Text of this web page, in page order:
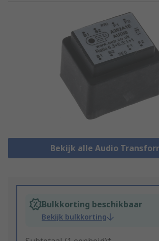
Bekijk alle Audio
Bulkkorting beschikbaar
Bekijk bulkkorting